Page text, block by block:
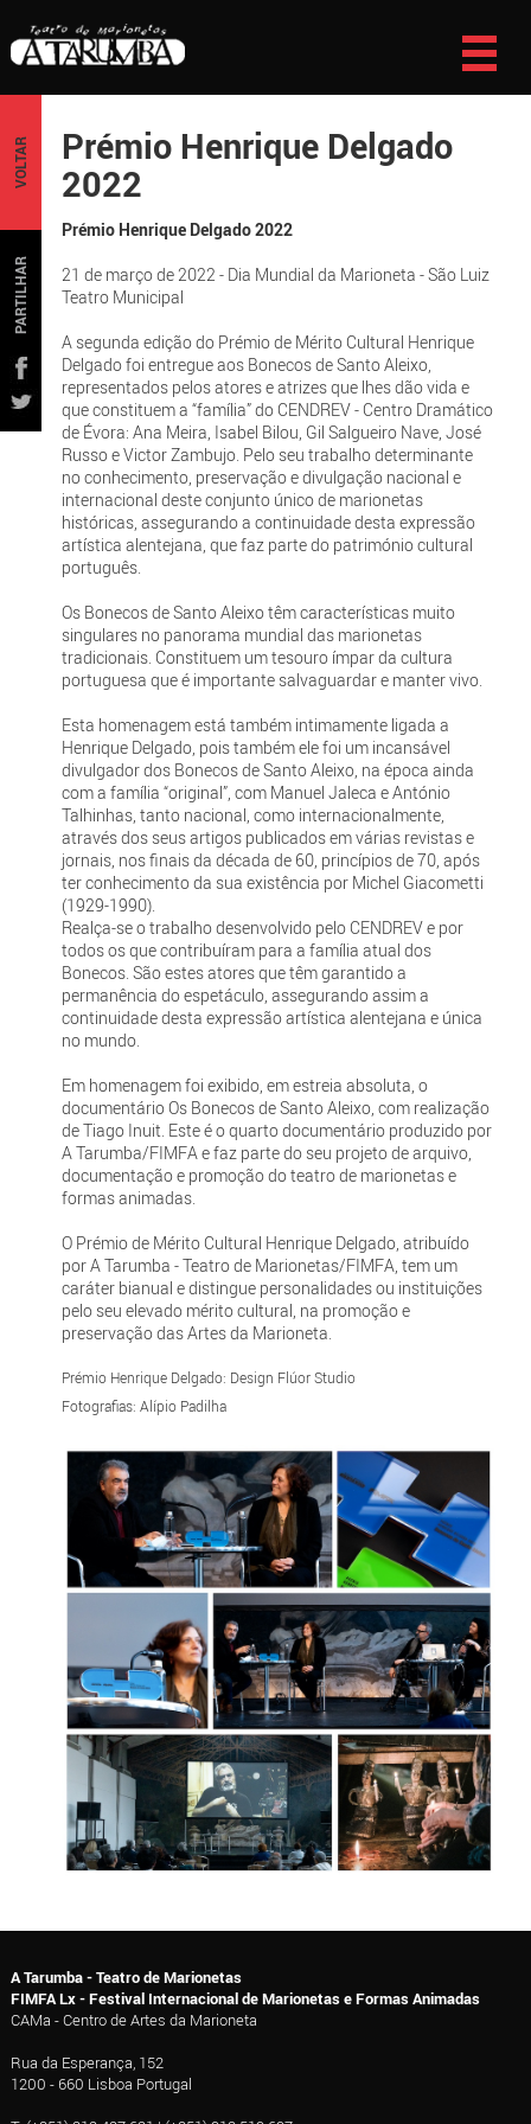
VOLTAR
PARTILHAR
Prémio Henrique Delgado
2022
Prémio Henrique Delgado 2022
21 de março de 2022 - Dia Mundial da Marioneta - São Luiz
Teatro Municipal
A segunda edição do Prémio de Mérito Cultural Henrique
Delgado foi entregue aos Bonecos de Santo Aleixo,
representados pelos atores e atrizes que lhes dão vida e
que constituem a “família” do CENDREV - Centro Dramático
de Évora: Ana Meira, Isabel Bilou, Gil Salgueiro Nave, José
Russo e Victor Zambujo. Pelo seu trabalho determinante
no conhecimento, preservação e divulgação nacional e
internacional deste conjunto único de marionetas
históricas, assegurando a continuidade desta expressão
artística alentejana, que faz parte do património cultural
português.
Os Bonecos de Santo Aleixo têm características muito
singulares no panorama mundial das marionetas
tradicionais. Constituem um tesouro ímpar da cultura
portuguesa que é importante salvaguardar e manter vivo.
Esta homenagem está também intimamente ligada a
Henrique Delgado, pois também ele foi um incansável
divulgador dos Bonecos de Santo Aleixo, na época ainda
com a família “original”, com Manuel Jaleca e António
Talhinhas, tanto nacional, como internacionalmente,
através dos seus artigos publicados em várias revistas e
jornais, nos finais da década de 60, princípios de 70, após
ter conhecimento da sua existência por Michel Giacometti
(1929-1990).
Realça-se o trabalho desenvolvido pelo CENDREV e por
todos os que contribuíram para a família atual dos
Bonecos. São estes atores que têm garantido a
permanência do espetáculo, assegurando assim a
continuidade desta expressão artística alentejana e única
no mundo.
Em homenagem foi exibido, em estreia absoluta, o
documentário Os Bonecos de Santo Aleixo, com realização
de Tiago Inuit. Este é o quarto documentário produzido por
A Tarumba/FIMFA e faz parte do seu projeto de arquivo,
documentação e promoção do teatro de marionetas e
formas animadas.
O Prémio de Mérito Cultural Henrique Delgado, atribuído
por A Tarumba - Teatro de Marionetas/FIMFA, tem um
caráter bianual e distingue personalidades ou instituições
pelo seu elevado mérito cultural, na promoção e
preservação das Artes da Marioneta.
Prémio Henrique Delgado: Design Flúor Studio
Fotografias: Alípio Padilha
A Tarumba - Teatro de Marionetas
FIMFA Lx - Festival Internacional de Marionetas e Formas Animadas
CAMa - Centro de Artes da Marioneta
Rua da Esperança, 152
1200 - 660 Lisboa Portugal